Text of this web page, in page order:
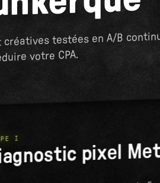
testées en A/B
votre CPA.
I
pixel